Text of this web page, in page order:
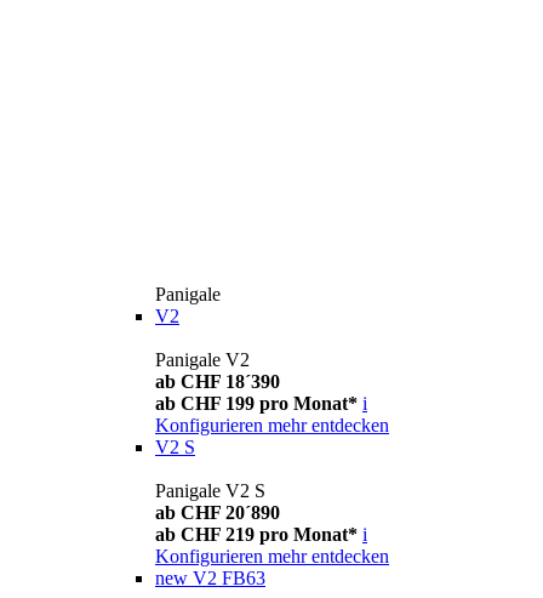
Panigale
V2
Panigale V2
ab CHF 18´390
ab CHF 199 pro Monat* i
Konfigurieren mehr entdecken
V2 S
Panigale V2 S
ab CHF 20´890
ab CHF 219 pro Monat* i
Konfigurieren mehr entdecken
new V2 FB63